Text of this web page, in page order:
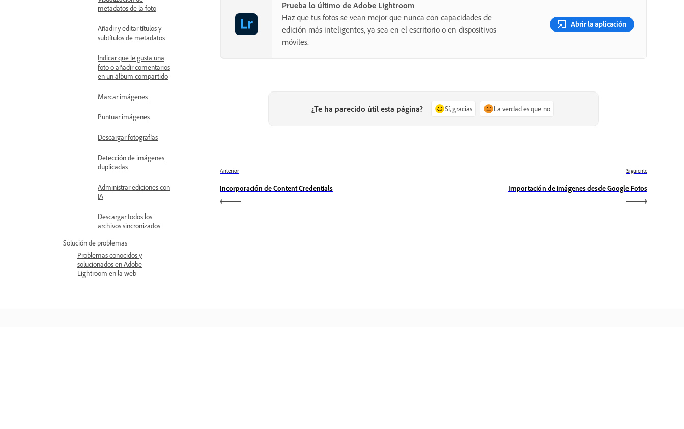
metadatos de la foto
Añadir y editar títulos y
subtítulos de metadatos
Indicar que le gusta una
foto o añadir comentarios
en un álbum compartido
Marcar imágenes
Puntuar imágenes
Descargar fotografías
Detección de imágenes
duplicadas
Administrar ediciones con
IA
Descargar todos los
archivos sincronizados
Solución de problemas
Problemas conocidos y
solucionados en Adobe
Lightroom en la web
Prueba lo último de Adobe Lightroom
Haz que tus fotos se vean mejor que nunca con capacidades de
edición más inteligentes, ya sea en el escritorio o en dispositivos
móviles.
Abrir la aplicación
¿Te ha parecido útil esta página? Sí, gracias La verdad es que no
Anterior
Incorporación de Content Credentials
Siguiente
Importación de imágenes desde Google Fotos